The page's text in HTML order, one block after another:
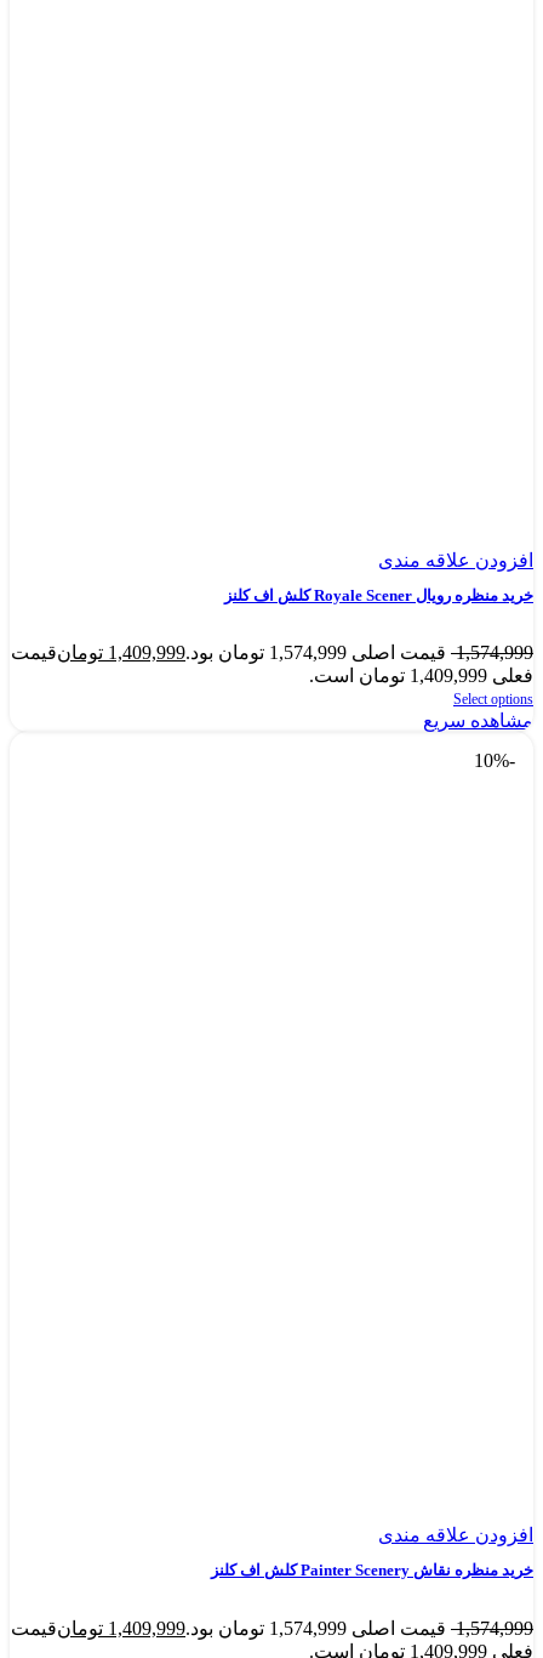
افزودن علاقه مندی
خرید منظره رویال Royale Scener کلش اف کلنز
1,574,999 قیمت اصلی 1,574,999 تومان بود. 1,409,999 تومانقیمت
فعلی 1,409,999 تومان است.
Select options
مشاهده سریع
-10%
افزودن علاقه مندی
خرید منظره نقاش Painter Scenery کلش اف کلنز
1,574,999 قیمت اصلی 1,574,999 تومان بود. 1,409,999 تومانقیمت
فعلی 1,409,999 تومان است.